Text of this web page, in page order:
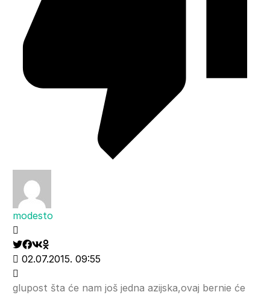
modesto
02.07.2015. 09:55
glupost šta će nam još jedna azijska,ovaj bernie će